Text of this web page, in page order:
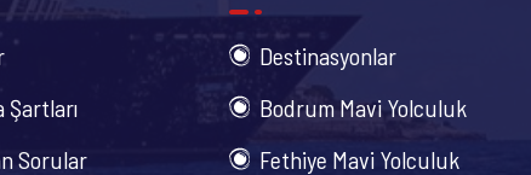
Şartları
Sorular
Destinasyonlar
Bodrum Mavi Yolculuk
Fethiye Mavi Yolculuk